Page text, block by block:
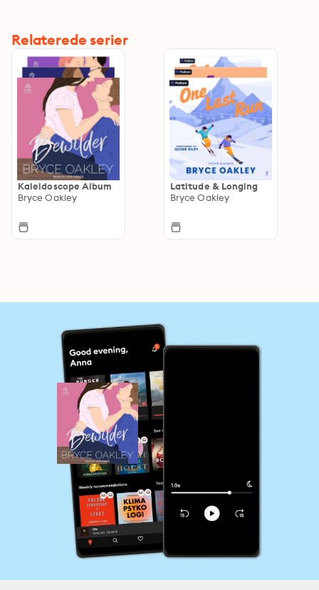
Relaterede serier
Kaleidoscope Album
Bryce Oakley
Latitude & Longing
Bryce Oakley